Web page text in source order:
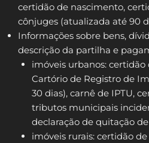
certidão de nascimento,
cônjuges (atualizada até 90
Informações sobre bens,
descrição da partilha e
imóveis urbanos:
Cartório de Registro de
30 dias), carnê de IPTU,
tributos municipais
declaração de quitação
imóveis rurais: certidão